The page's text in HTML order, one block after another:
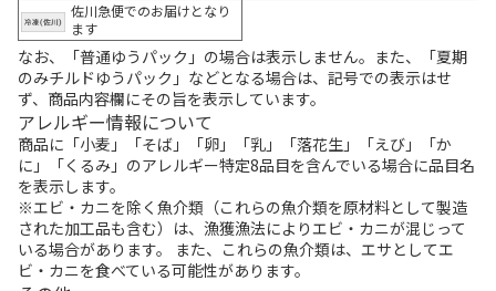
佐川急便でのお届けとなり
ます
なお、「普通ゆうパック」の場合は表示しません。また、「夏期
のみチルドゆうパック」などとなる場合は、記号での表示はせ
ず、商品内容欄にその旨を表示しています。
アレルギー情報について
商品に「小麦」「そば」「卵」「乳」「落花生」「えび」「か
に」「くるみ」のアレルギー特定8品目を含んでいる場合に品目名
を表示します。
※エビ・カニを除く魚介類（これらの魚介類を原材料として製造
された加工品も含む）は、漁獲漁法によりエビ・カニが混じって
いる場合があります。 また、これらの魚介類は、エサとしてエ
ビ・カニを食べている可能性があります。